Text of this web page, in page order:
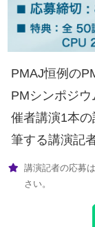
PMAJ恒例の
PMシンポジ
催者講演1本
筆する講演記
講演記者の応募
さい。